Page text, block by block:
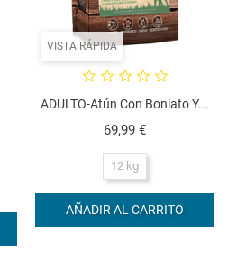
VISTA RÁPIDA
ADULTO-Atún Con Boniato Y...
69,99 €Precio
12 kg
AÑADIR AL CARRITO